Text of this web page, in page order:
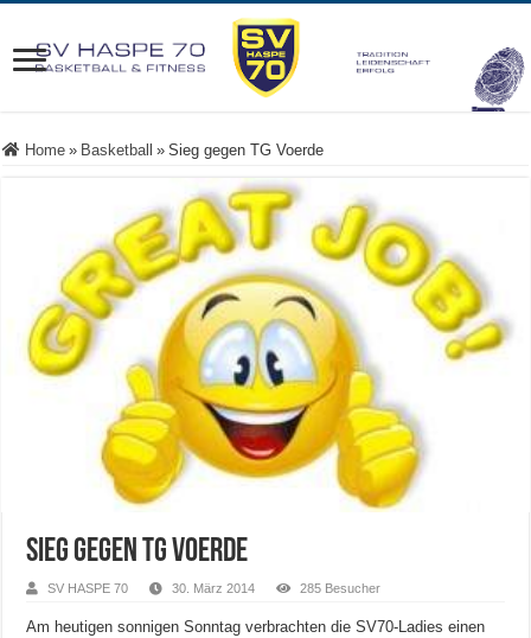
Home » Basketball » Sieg gegen TG Voerde
Sieg gegen TG Voerde
SV HASPE 70 30. März 2014 285 Besucher
Am heutigen sonnigen Sonntag verbrachten die SV70-Ladies einen